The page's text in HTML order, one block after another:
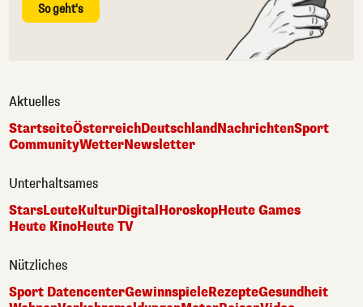
So geht's
Aktuelles
StartseiteÖsterreichDeutschlandNachrichtenSport
CommunityWetterNewsletter
Unterhaltsames
StarsLeuteKulturDigitalHoroskopHeute Games
Heute KinoHeute TV
Nützliches
Sport DatencenterGewinnspieleRezepteGesundheit